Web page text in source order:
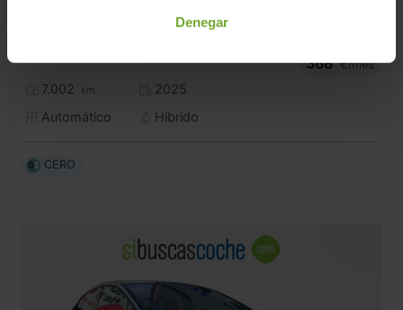
Denegar
7.002 km
2025
Automático
Híbrido
368 €/mes
CERO